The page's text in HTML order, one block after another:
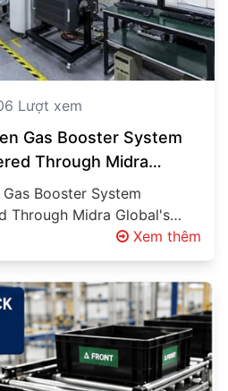
Lượt xem
Gas Booster System
Through Midra
Engineering
Supply
Booster System
Through Midra Global's
Engineering Solutions
Industrial projects
Xem thêm